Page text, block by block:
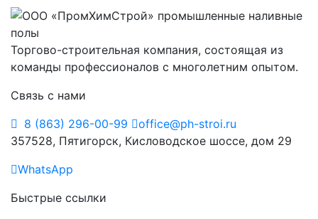
Торгово-строительная компания, состоящая из
команды профессионалов с многолетним опытом.
Связь с нами
8 (863) 296-00-99
office@ph-stroi.ru
357528, Пятигорск, Кисловодское шоссе, дом 29
WhatsApp
Быстрые ссылки